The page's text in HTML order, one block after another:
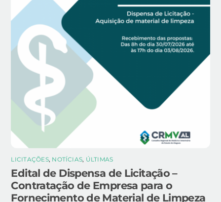
LICITAÇÕES, NOTÍCIAS, ÚLTIMAS
Edital de Dispensa de Licitação –
Contratação de Empresa para o
Fornecimento de Material de Limpeza